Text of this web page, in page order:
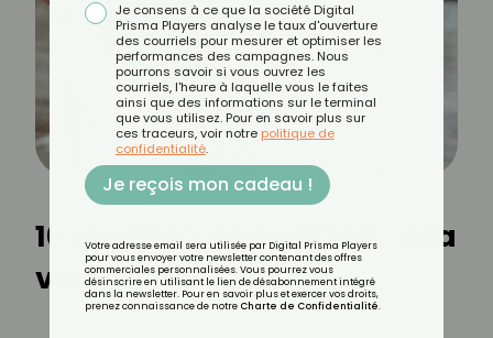
10 recettes de cocktails à la
vodka
Je consens à ce que la société Digital
Prisma Players analyse le taux d'ouverture
des courriels pour mesurer et optimiser les
performances des campagnes. Nous
pourrons savoir si vous ouvrez les
courriels, l'heure à laquelle vous le faites
ainsi que des informations sur le terminal
que vous utilisez. Pour en savoir plus sur
ces traceurs, voir notre politique de
confidentialité.
Je reçois mon cadeau !
Votre adresse email sera utilisée par Digital Prisma Players
pour vous envoyer votre newsletter contenant des offres
commerciales personnalisées. Vous pourrez vous
désinscrire en utilisant le lien de désabonnement intégré
dans la newsletter. Pour en savoir plus et exercer vos droits,
prenez connaissance de notre Charte de Confidentialité.